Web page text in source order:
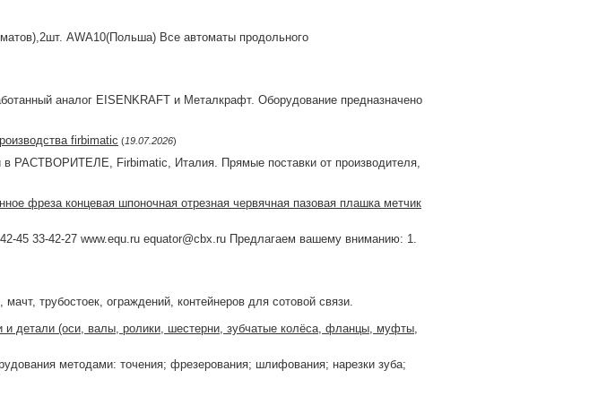
AWA10(Польша) Все автоматы продольного
аналог EISENKRAFT и Металкрафт. Оборудование предназначено
firbimatic (19.07.2026)
Firbimatic, Италия. Прямые поставки от производителя,
фреза концевая шпоночная отрезная червячная пазовая плашка метчик
45 33-42-27 www.equ.ru equator@cbx.ru Предлагаем вашему вниманию: 1.
трубостоек, ограждений, контейнеров для сотовой связи.
и детали (оси, валы, ролики, шестерни, зубчатые колёса, фланцы, муфты,
методами: точения; фрезерования; шлифования; нарезки зуба;